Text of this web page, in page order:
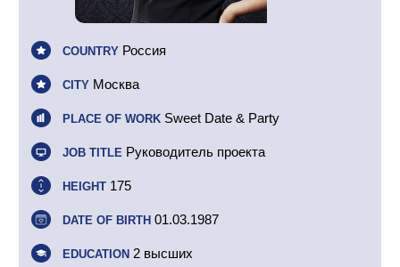
COUNTRY Россия
CITY Москва
PLACE OF WORK Sweet Date & Party
JOB TITLE Руководитель проекта
HEIGHT 175
DATE OF BIRTH 01.03.1987
EDUCATION 2 высших